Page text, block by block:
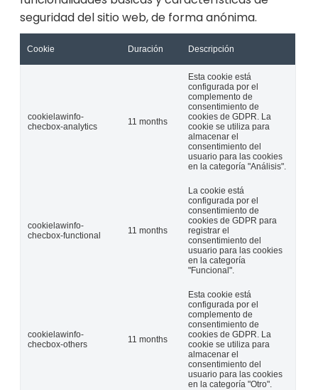
seguridad del sitio web, de forma anónima.
Cookie Duración Descripción
cookielawinfo-
checbox-analytics
11 months
Esta cookie está
configurada por el
complemento de
consentimiento de
cookies de GDPR. La
cookie se utiliza para
almacenar el
consentimiento del
usuario para las cookies
en la categoría "Análisis".
cookielawinfo-
checbox-functional
11 months
La cookie está
configurada por el
consentimiento de
cookies de GDPR para
registrar el
consentimiento del
usuario para las cookies
en la categoría
"Funcional".
cookielawinfo-
checbox-others
11 months
Esta cookie está
configurada por el
complemento de
consentimiento de
cookies de GDPR. La
cookie se utiliza para
almacenar el
consentimiento del
usuario para las cookies
en la categoría "Otro".